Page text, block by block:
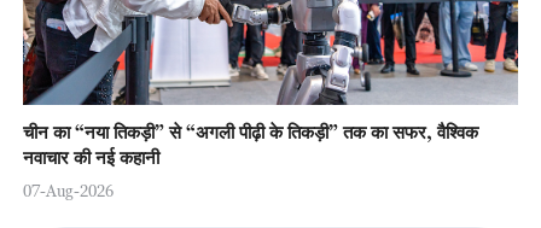
चीन का “नया तिकड़ी” से “अगली पीढ़ी के तिकड़ी” तक का सफर, वैश्विक
नवाचार की नई कहानी
07-Aug-2026